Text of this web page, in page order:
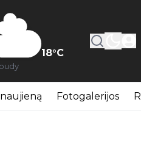
18°C
Fotogalerijos